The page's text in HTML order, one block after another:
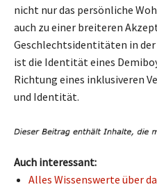
nicht nur das persönliche
auch zu einer breiteren
Geschlechtsidentitäten in
ist die Identität eines
Richtung eines inklusiveren
und Identität.
Auch interessant:
Alles Wissenswerte über